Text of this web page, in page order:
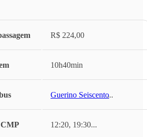
R$ 224,00
10h40min
Guerino Seiscento...
12:20, 19:30...